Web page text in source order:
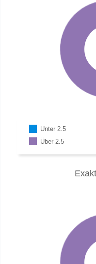
Unter 2.5
Über 2.5